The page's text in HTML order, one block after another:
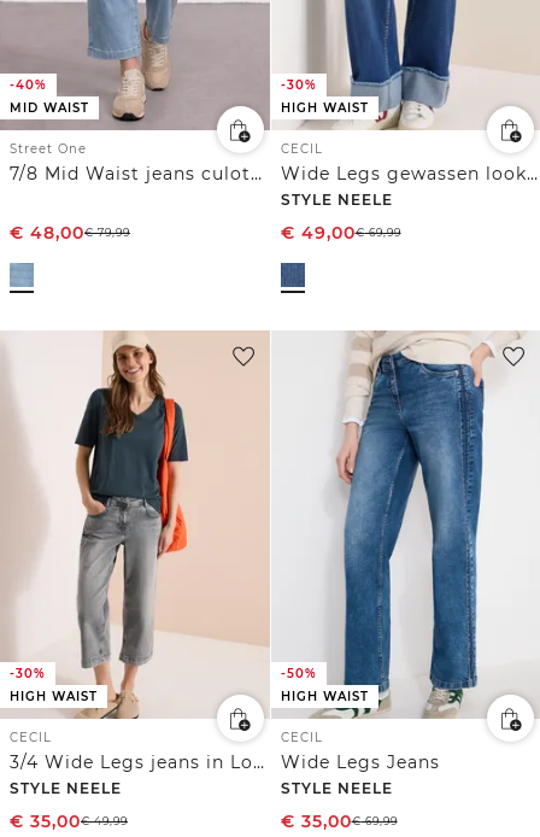
-40%
MID WAIST
Street One
7/8 Mid Waist jeans culotte in Loose Fit
€ 48,00€79,99
-30%
HIGH WAIST
CECIL
Wide Legs gewassen look jeans
STYLE NEELE
€ 49,00€69,99
-30%
HIGH WAIST
CECIL
3/4 Wide Legs jeans in Loose Fit
STYLE NEELE
€ 35,00€49,99
-50%
HIGH WAIST
CECIL
Wide Legs Jeans
STYLE NEELE
€ 35,00€69,99